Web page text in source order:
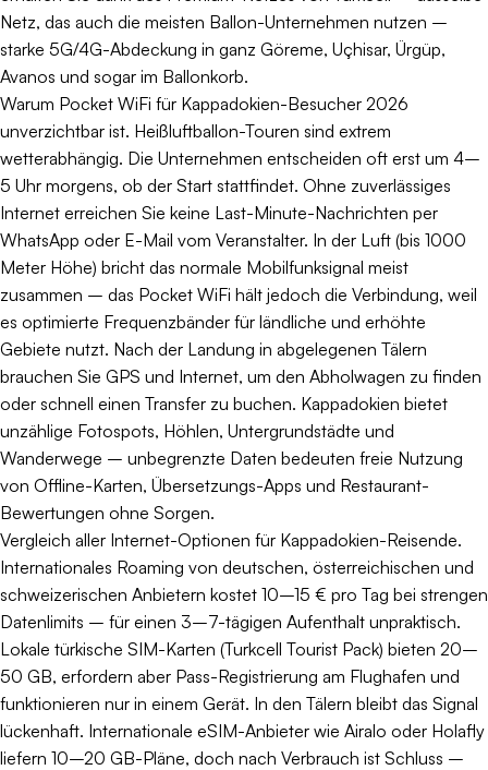
Netz, das auch die meisten Ballon-Unternehmen nutzen –
starke 5G/4G-Abdeckung in ganz Göreme, Uçhisar, Ürgüp,
Avanos und sogar im Ballonkorb.
Warum Pocket WiFi für Kappadokien-Besucher 2026
unverzichtbar ist. Heißluftballon-Touren sind extrem
wetterabhängig. Die Unternehmen entscheiden oft erst um 4–
5 Uhr morgens, ob der Start stattfindet. Ohne zuverlässiges
Internet erreichen Sie keine Last-Minute-Nachrichten per
WhatsApp oder E-Mail vom Veranstalter. In der Luft (bis 1000
Meter Höhe) bricht das normale Mobilfunksignal meist
zusammen – das Pocket WiFi hält jedoch die Verbindung, weil
es optimierte Frequenzbänder für ländliche und erhöhte
Gebiete nutzt. Nach der Landung in abgelegenen Tälern
brauchen Sie GPS und Internet, um den Abholwagen zu finden
oder schnell einen Transfer zu buchen. Kappadokien bietet
unzählige Fotospots, Höhlen, Untergrundstädte und
Wanderwege – unbegrenzte Daten bedeuten freie Nutzung
von Offline-Karten, Übersetzungs-Apps und Restaurant-
Bewertungen ohne Sorgen.
Vergleich aller Internet-Optionen für Kappadokien-Reisende.
Internationales Roaming von deutschen, österreichischen und
schweizerischen Anbietern kostet 10–15 € pro Tag bei strengen
Datenlimits – für einen 3–7-tägigen Aufenthalt unpraktisch.
Lokale türkische SIM-Karten (Turkcell Tourist Pack) bieten 20–
50 GB, erfordern aber Pass-Registrierung am Flughafen und
funktionieren nur in einem Gerät. In den Tälern bleibt das Signal
lückenhaft. Internationale eSIM-Anbieter wie Airalo oder Holafly
liefern 10–20 GB-Pläne, doch nach Verbrauch ist Schluss –